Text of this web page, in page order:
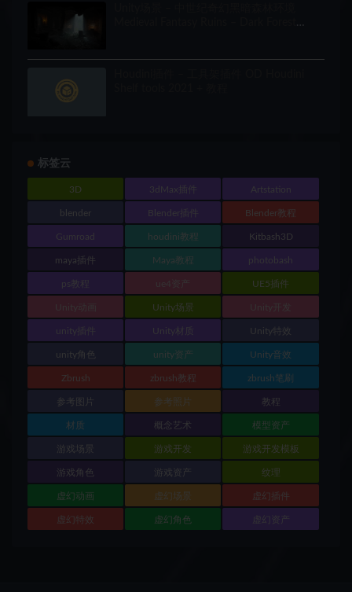
标签云
3D 3dMax插件 Artstation
blender Blender插件 Blender教程
Gumroad houdini教程 Kitbash3D
maya插件 Maya教程 photobash
ps教程 ue4资产 UE5插件
Unity动画 Unity场景 Unity开发
unity插件 Unity材质 Unity特效
unity角色 unity资产 Unity音效
Zbrush zbrush教程 zbrush笔刷
参考图片 参考照片 教程
材质 概念艺术 模型资产
游戏场景 游戏开发 游戏开发模板
游戏角色 游戏资产 纹理
虚幻动画 虚幻场景 虚幻插件
虚幻特效 虚幻角色 虚幻资产